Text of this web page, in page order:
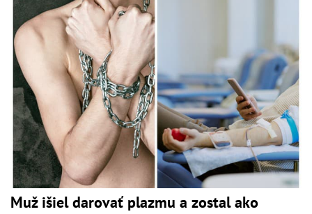
Muž išiel darovať plazmu a zostal ako